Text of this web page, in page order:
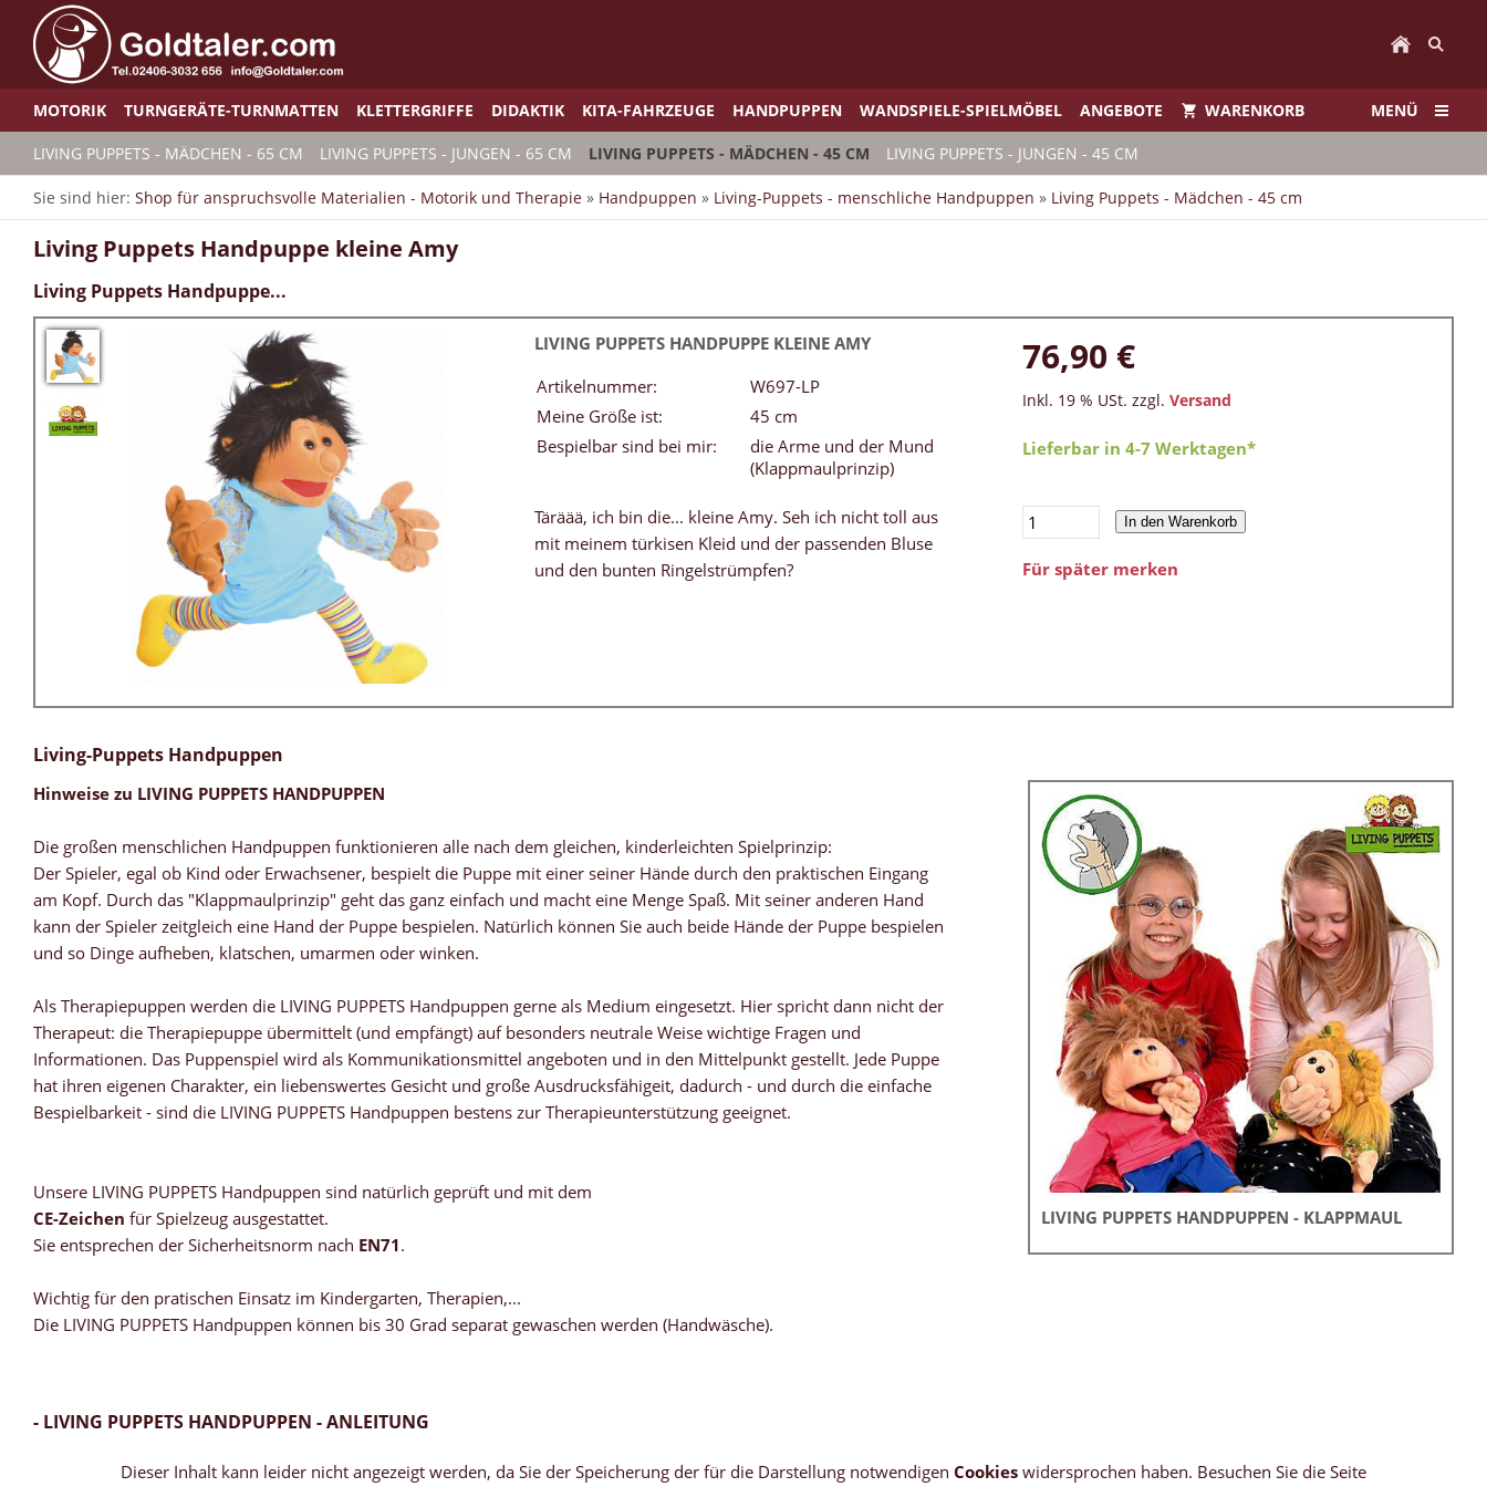
MOTORIK TURNGERÄTE-TURNMATTEN KLETTERGRIFFE DIDAKTIK KITA-FAHRZEUGE HANDPUPPEN WANDSPIELE-SPIELMÖBEL ANGEBOTE WARENKORB MENÜ
LIVING PUPPETS - MÄDCHEN - 65 CM LIVING PUPPETS - JUNGEN - 65 CM LIVING PUPPETS - MÄDCHEN - 45 CM LIVING PUPPETS - JUNGEN - 45 CM
Sie sind hier: Shop für anspruchsvolle Materialien - Motorik und Therapie » Handpuppen » Living-Puppets - menschliche Handpuppen » Living Puppets - Mädchen - 45 cm
Living Puppets Handpuppe kleine Amy
Living Puppets Handpuppe...
LIVING PUPPETS HANDPUPPE KLEINE AMY
Artikelnummer:
W697-LP
Meine Größe ist:
45 cm
Bespielbar sind bei mir:
die Arme und der Mund
(Klappmaulprinzip)
Täräää, ich bin die... kleine Amy. Seh ich nicht toll aus
mit meinem türkisen Kleid und der passenden Bluse
und den bunten Ringelstrümpfen?
76,90 €
Inkl. 19 % USt. zzgl. Versand
Lieferbar in 4-7 Werktagen*
In den Warenkorb
Für später merken
Living-Puppets Handpuppen
LIVING PUPPETS HANDPUPPEN - KLAPPMAUL
Hinweise zu LIVING PUPPETS HANDPUPPEN
Die großen menschlichen Handpuppen funktionieren alle nach dem gleichen, kinderleichten Spielprinzip:
Der Spieler, egal ob Kind oder Erwachsener, bespielt die Puppe mit einer seiner Hände durch den praktischen Eingang
am Kopf. Durch das "Klappmaulprinzip" geht das ganz einfach und macht eine Menge Spaß. Mit seiner anderen Hand
kann der Spieler zeitgleich eine Hand der Puppe bespielen. Natürlich können Sie auch beide Hände der Puppe bespielen
und so Dinge aufheben, klatschen, umarmen oder winken.
Als Therapiepuppen werden die LIVING PUPPETS Handpuppen gerne als Medium eingesetzt. Hier spricht dann nicht der
Therapeut: die Therapiepuppe übermittelt (und empfängt) auf besonders neutrale Weise wichtige Fragen und
Informationen. Das Puppenspiel wird als Kommunikationsmittel angeboten und in den Mittelpunkt gestellt. Jede Puppe
hat ihren eigenen Charakter, ein liebenswertes Gesicht und große Ausdrucksfähigeit, dadurch - und durch die einfache
Bespielbarkeit - sind die LIVING PUPPETS Handpuppen bestens zur Therapieunterstützung geeignet.
Unsere LIVING PUPPETS Handpuppen sind natürlich geprüft und mit dem
CE-Zeichen für Spielzeug ausgestattet.
Sie entsprechen der Sicherheitsnorm nach EN71.
Wichtig für den pratischen Einsatz im Kindergarten, Therapien,...
Die LIVING PUPPETS Handpuppen können bis 30 Grad separat gewaschen werden (Handwäsche).
- LIVING PUPPETS HANDPUPPEN - ANLEITUNG
Dieser Inhalt kann leider nicht angezeigt werden, da Sie der Speicherung der für die Darstellung notwendigen Cookies widersprochen haben. Besuchen Sie die Seite